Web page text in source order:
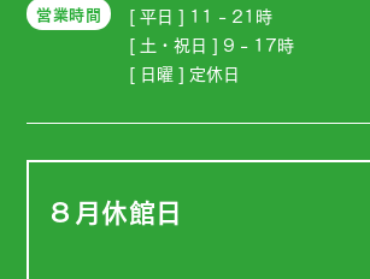
営業時間
[ 平日 ] 11 - 21時
[ 土・祝日 ] 9 - 17時
[ 日曜 ] 定休日
８月休館日